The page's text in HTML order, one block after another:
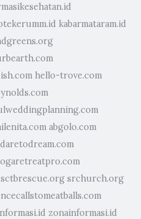
kabarmataram.id
hello-trove.com
abgolo.com
sctbrescue.org srchurch.org
zonainformasi.id